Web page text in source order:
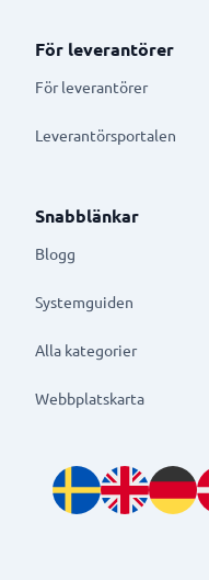
För leverantörer
För leverantörer
Leverantörsportalen
Snabblänkar
Blogg
Systemguiden
Alla kategorier
Webbplatskarta